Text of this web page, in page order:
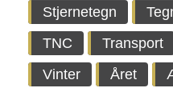
Stjernetegn
TNC
Transport
Vinter
Året